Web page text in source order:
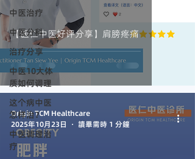
中医治疗
中医分科
治疗分享
中医10大体
质如何调理
这个病中医
怎样治？
中医调理治
疗
【医仁中医好评分享】肩膀疼痛
Origin TCM Healthcare
2025年10月23日
讀畢需時 1 分鐘